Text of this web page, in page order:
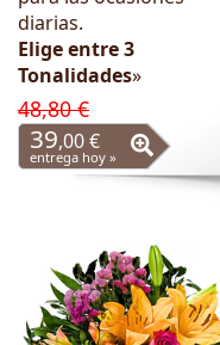
diarias.
Elige entre 3
Tonalidades»
48,80 €
39,00 €
entrega hoy »